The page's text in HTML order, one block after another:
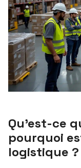
Qu’est-ce
pourquoi
logistique ?